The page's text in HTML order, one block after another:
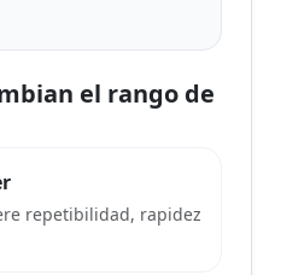
el rango de
repetibilidad, rapidez